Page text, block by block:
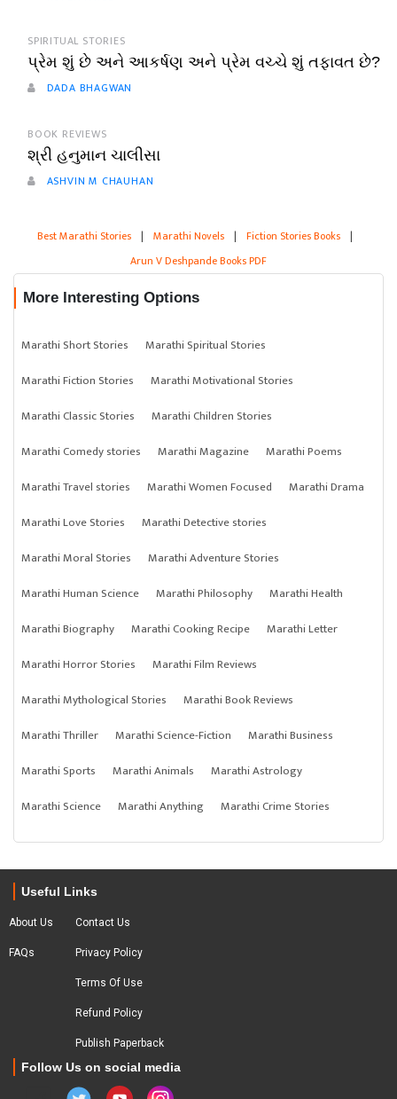
SPIRITUAL STORIES
પ્રેમ શું છે અને આકર્ષણ અને પ્રેમ વચ્ચે શું તફાવત છે?
DADA BHAGWAN
BOOK REVIEWS
શ્રી હનુમાન ચાલીસા
ASHVIN M CHAUHAN
Best Marathi Stories | Marathi Novels | Fiction Stories Books |
Arun V Deshpande Books PDF
More Interesting Options
Marathi Short Stories
Marathi Spiritual Stories
Marathi Fiction Stories
Marathi Motivational Stories
Marathi Classic Stories
Marathi Children Stories
Marathi Comedy stories
Marathi Magazine
Marathi Poems
Marathi Travel stories
Marathi Women Focused
Marathi Drama
Marathi Love Stories
Marathi Detective stories
Marathi Moral Stories
Marathi Adventure Stories
Marathi Human Science
Marathi Philosophy
Marathi Health
Marathi Biography
Marathi Cooking Recipe
Marathi Letter
Marathi Horror Stories
Marathi Film Reviews
Marathi Mythological Stories
Marathi Book Reviews
Marathi Thriller
Marathi Science-Fiction
Marathi Business
Marathi Sports
Marathi Animals
Marathi Astrology
Marathi Science
Marathi Anything Marathi Crime Stories
Useful Links
About Us
FAQs
Contact Us
Privacy Policy
Terms Of Use
Refund Policy
Publish Paperback
Follow Us on social media